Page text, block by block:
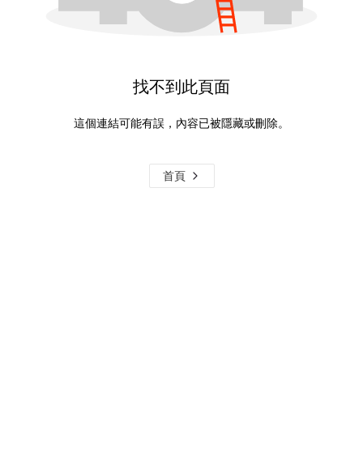
找不到此頁面
這個連結可能有誤，內容已被隱藏或刪除。
首頁